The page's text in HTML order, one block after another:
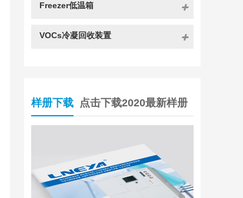
Freezer低温箱
VOCs冷凝回收装置
样册下载 点击下载2020最新样册